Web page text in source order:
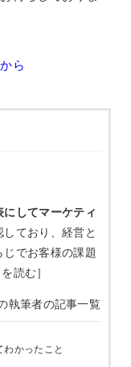
ら
にしてマーケティ
しており、経営と
じでお客様の課題
を読む］
執筆者の記事一覧
かったこと